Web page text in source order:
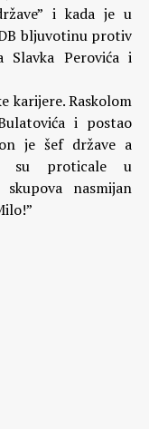
i kada je u
bljuvotinu protiv
Slavka Perovića i
karijere. Raskolom
i postao
on je šef države a
su proticale u
nasmijan